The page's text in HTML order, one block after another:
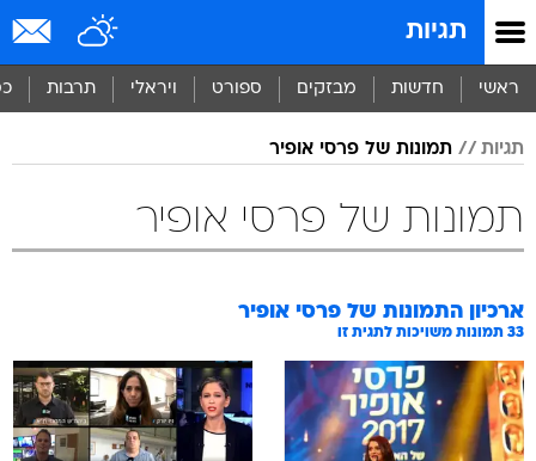
תגיות
ראשי חדשות מבזקים ספורט ויראלי תרבות
תגיות תמונות של פרסי אופיר
תמונות של פרסי אופיר
ארכיון התמונות של פרסי אופיר
33 תמונות משויכות לתגית זו